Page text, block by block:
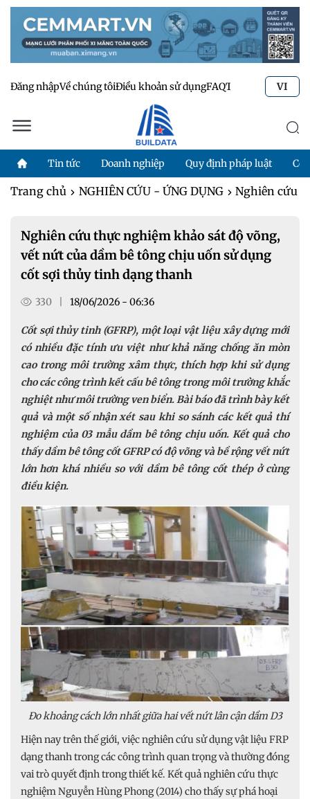
Đăng nhậpVề chúng tôiĐiều khoản sử dụngFAQTư vấn kỹ thuật
VI
Tin tức Doanh nghiệp Quy định pháp luật
Trang chủ NGHIÊN CỨU - ỨNG DỤNG Nghiên cứu
Nghiên cứu thực nghiệm khảo sát độ võng,
vết nứt của dầm bê tông chịu uốn sử dụng
cốt sợi thủy tinh dạng thanh
330 18/06/2026 - 06:36
Cốt sợi thủy tinh (GFRP), một loại vật liệu xây dựng mới
có nhiều đặc tính ưu việt như khả năng chống ăn mòn
cao trong môi trường xâm thực, thích hợp khi sử dụng
cho các công trình kết cấu bê tông trong môi trường khắc
nghiệt như môi trường ven biển. Bài báo đã trình bày kết
quả và một số nhận xét sau khi so sánh các kết quả thí
nghiệm của 03 mẫu dầm bê tông chịu uốn. Kết quả cho
thấy dầm bê tông cốt GFRP có độ võng và bề rộng vết nứt
lớn hơn khá nhiều so với dầm bê tông cốt thép ở cùng
điều kiện.
Đo khoảng cách lớn nhất giữa hai vết nứt lân cận dầm D3
Hiện nay trên thế giới, việc nghiên cứu sử dụng vật liệu FRP
dạng thanh trong các công trình quan trọng và thường đóng
vai trò quyết định trong thiết kế. Kết quả nghiên cứu thực
nghiệm Nguyễn Hùng Phong (2014) cho thấy sự phá hoại